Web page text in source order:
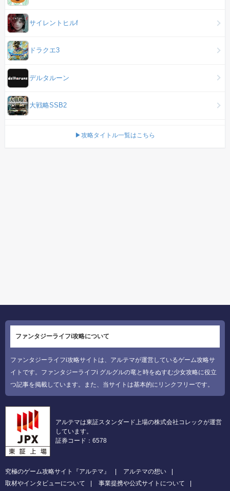
サイレントヒルf
ドラクエ3
デルタルーン
大戦略SSB2
▶攻略タイトル一覧はこちら
ファンタジーライフi攻略について
ファンタジーライフi攻略サイトは、アルテマが運営しているゲーム攻略サ
イトです。ファンタジーライフi グルグルの竜と時をぬすむ少女攻略に役立
つ記事を掲載しています。また、当サイトは基本的にリンクフリーです。
アルテマは東証スタンダード上場の株式会社コレックが運営
しています。
証券コード：6578
究極のゲーム攻略サイト『アルテマ』
アルテマの想い
取材やインタビューについて
事業提携や公式サイトについて